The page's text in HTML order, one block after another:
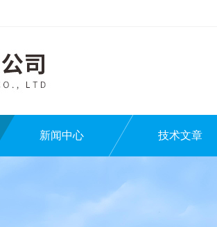
新闻中心 技术文章